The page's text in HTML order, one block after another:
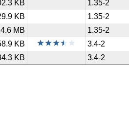
KB
1.35-2
KB
1.35-2
4.6 MB
1.35-2
KB
3.4-2
KB
3.4-2